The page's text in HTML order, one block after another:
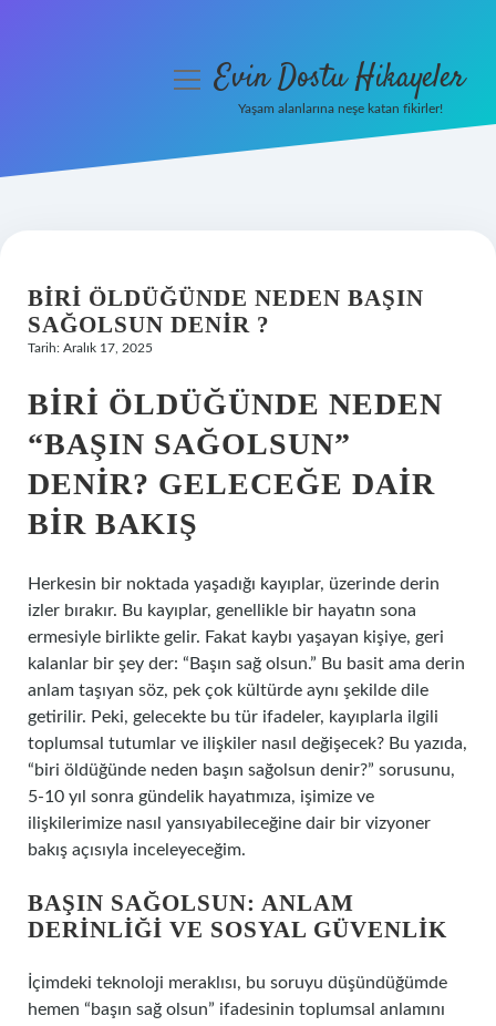
Hakkımızda
menüyüEvin Dostu Hikayeler
Yaşam alanlarına neşe katan fikirler!
BIRI ÖLDÜĞÜNDE NEDEN BAŞIN
SAĞOLSUN DENIR ?
Tarih: Aralık 17, 2025
BIRI ÖLDÜĞÜNDE NEDEN
“BAŞIN SAĞOLSUN”
DENIR? GELECEĞE DAIR
BIR BAKIŞ
Herkesin bir noktada yaşadığı kayıplar, üzerinde derin
izler bırakır. Bu kayıplar, genellikle bir hayatın sona
ermesiyle birlikte gelir. Fakat kaybı yaşayan kişiye, geri
kalanlar bir şey der: “Başın sağ olsun.” Bu basit ama derin
anlam taşıyan söz, pek çok kültürde aynı şekilde dile
getirilir. Peki, gelecekte bu tür ifadeler, kayıplarla ilgili
toplumsal tutumlar ve ilişkiler nasıl değişecek? Bu yazıda,
“biri öldüğünde neden başın sağolsun denir?” sorusunu,
5-10 yıl sonra gündelik hayatımıza, işimize ve
ilişkilerimize nasıl yansıyabileceğine dair bir vizyoner
bakış açısıyla inceleyeceğim.
BAŞIN SAĞOLSUN: ANLAM
DERINLIĞI VE SOSYAL GÜVENLIK
İçimdeki teknoloji meraklısı, bu soruyu düşündüğümde
hemen “başın sağ olsun” ifadesinin toplumsal anlamını